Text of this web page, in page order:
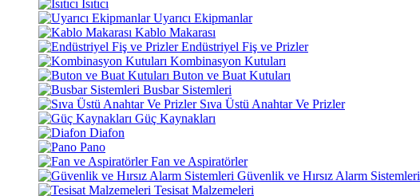
Isıtıcı
Uyarıcı Ekipmanlar
Kablo Makarası
Endüstriyel Fiş ve Prizler
Kombinasyon Kutuları
Buton ve Buat Kutuları
Busbar Sistemleri
Sıva Üstü Anahtar Ve Prizler
Güç Kaynakları
Diafon
Pano
Fan ve Aspiratörler
Güvenlik ve Hırsız Alarm Sistemleri
Tesisat Malzemeleri